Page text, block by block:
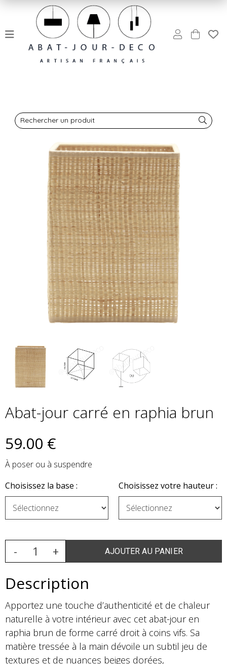
Rechercher un produit
Abat-jour carré en raphia brun
59.00 €
À poser ou à suspendre
Choisissez la base :
Choisissez votre hauteur :
Description
Apportez une touche d’authenticité et de chaleur
naturelle à votre intérieur avec cet abat-jour en
raphia brun de forme carré droit à coins vifs. Sa
matière tressée à la main dévoile un subtil jeu de
textures et de nuances beiges dorées,